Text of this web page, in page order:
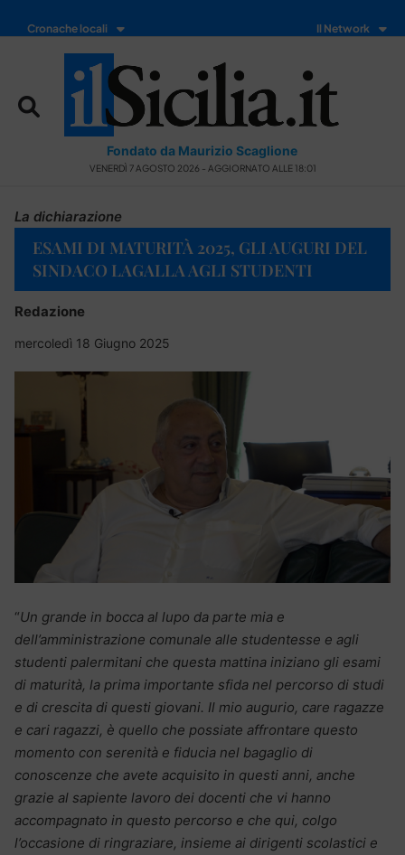
Cronache locali Il Network
Fondato da Maurizio Scaglione
VENERDÌ 7 AGOSTO 2026 - AGGIORNATO ALLE 18:01
La dichiarazione
ESAMI DI MATURITÀ 2025, GLI AUGURI DEL
SINDACO LAGALLA AGLI STUDENTI
Redazione
mercoledì 18 Giugno 2025
“Un grande in bocca al lupo da parte mia e
dell’amministrazione comunale alle studentesse e agli
studenti palermitani che questa mattina iniziano gli esami
di maturità, la prima importante sfida nel percorso di studi
e di crescita di questi giovani. Il mio augurio, care ragazze
e cari ragazzi, è quello che possiate affrontare questo
momento con serenità e fiducia nel bagaglio di
conoscenze che avete acquisito in questi anni, anche
grazie al sapiente lavoro dei docenti che vi hanno
accompagnato in questo percorso e che qui, colgo
l’occasione di ringraziare, insieme ai dirigenti scolastici e